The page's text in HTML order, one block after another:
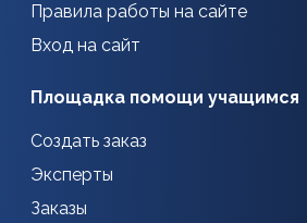
Правила работы на сайте
Вход на сайт
Площадка помощи учащимся
Создать заказ
Эксперты
Заказы